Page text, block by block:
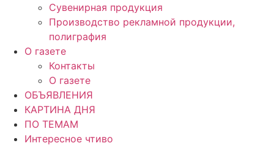
Сувенирная продукция
Производство рекламной продукции,
полиграфия
О газете
Контакты
О газете
ОБЪЯВЛЕНИЯ
КАРТИНА ДНЯ
ПО ТЕМАМ
Интересное чтиво